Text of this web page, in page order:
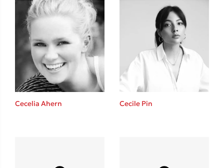
Mel Robbins
Η μέθοδος Αφήστε τους
Cecelia Ahern Cecile Pin